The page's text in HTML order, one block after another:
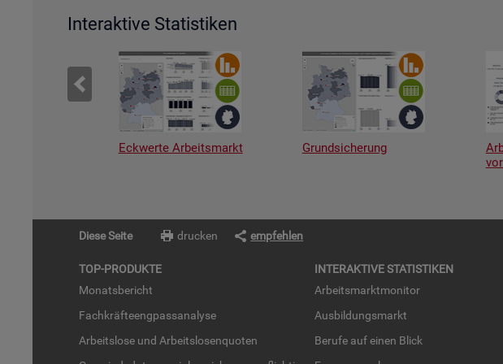
Interaktive Statistiken
Eckwerte Arbeitsmarkt Grundsicherung
Diese Seite drucken empfehlen
TOP-PRO­DUK­TE
Mo­nats­be­richt
Fach­kräf­te­eng­pass­ana­ly­se
Ar­beits­lo­se und Ar­beits­lo­sen­quo­ten
IN­TER­AK­TI­VE STA­TIS­TI­KEN
Ar­beits­markt­mo­ni­tor
Aus­bil­dungs­markt
Be­ru­fe auf einen Blick